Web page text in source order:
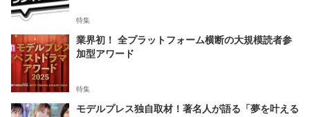
特集
業界初！ 全プラットフォーム横断の大規模読者参
加型アワード
特集
モデルプレス独自取材！著名人が語る「夢を叶える